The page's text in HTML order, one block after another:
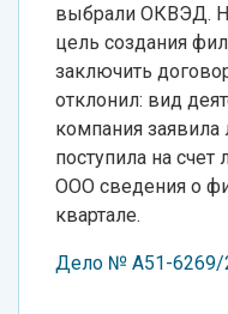
выбрали ОКВЭД.
цель создания
заключить
отклонил: вид
компания заявила
поступила на счет
ООО сведения о
квартале.
Дело № А51-6269/